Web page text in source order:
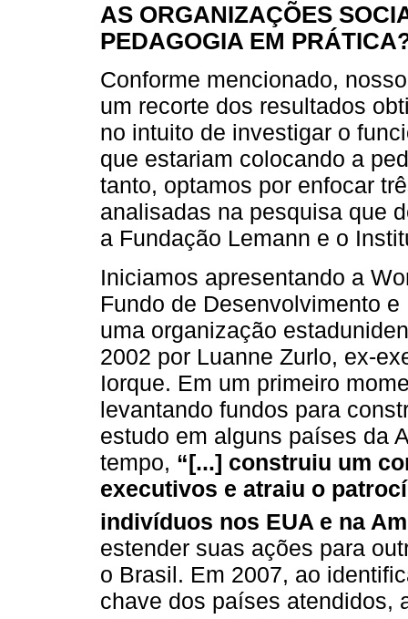
AS ORGANIZAÇÕES
PEDAGOGIA EM
Conforme mencionado,
um recorte dos resultados
no intuito de investigar o
que estariam colocando a
tanto, optamos por enfocar
analisadas na pesquisa que
a Fundação Lemann e o
Iniciamos apresentando a
Fundo de Desenvolvimento
uma organização
2002 por Luanne Zurlo, ex-
Iorque. Em um primeiro
levantando fundos para
estudo em alguns países da
tempo, “[...] construiu um
executivos e atraiu o
indivíduos nos EUA e na
estender suas ações para
o Brasil. Em 2007, ao
chave dos países atendidos,